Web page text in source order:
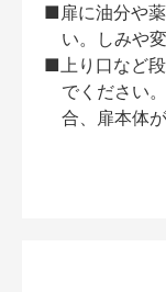
■扉に油分や
い。しみや
■上り口など
でください
合、扉本体